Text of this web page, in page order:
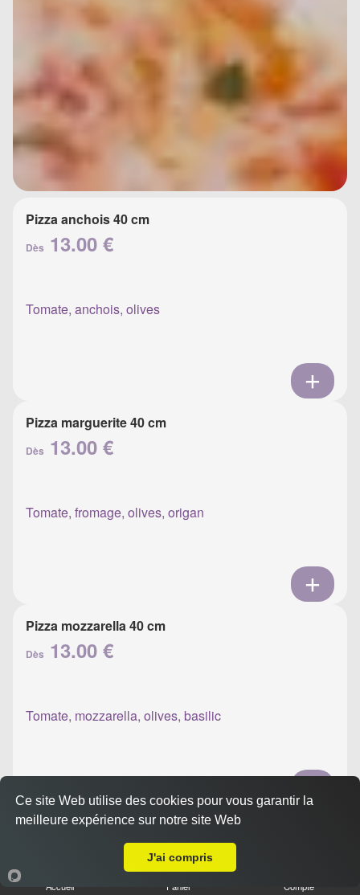
Pizza anchois 40 cm
Dès 13.00 €
Tomate, anchois, olives
Pizza marguerite 40 cm
Dès 13.00 €
Tomate, fromage, olives, origan
Pizza mozzarella 40 cm
Dès 13.00 €
Tomate, mozzarella, olives, basilic
Pizza napolitaine 40 cm
Accueil Panier Compte
Ce site Web utilise des cookies pour vous garantir la
meilleure expérience sur notre site Web
J'ai compris